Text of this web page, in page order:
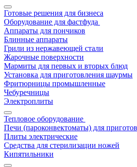
Готовые решения для бизнеса
Оборудование для фастфуда
Аппараты для пончиков
Блинные аппараты
Грили из нержавеющей стали
Жарочные поверхности
Мармиты для первых и вторых блюд
Установка для приготовления шаурмы
Фритюрницы промышленные
Чебуречницы
Электроплиты
Тепловое оборудование
Печи (пароконвектоматы) для
Плиты электрические
Средства для стерилизации ножей
Кипятильники